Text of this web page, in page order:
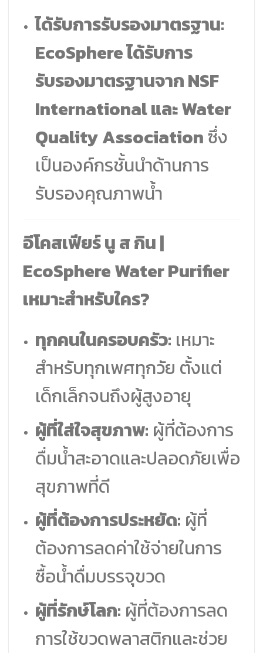
ได้รับการรับรองมาตรฐาน:
EcoSphere ได้รับการ
รับรองมาตรฐานจาก NSF
International และ Water
Quality Association ซึ่ง
เป็นองค์กรชั้นนำด้านการ
รับรองคุณภาพน้ำ
อีโคสเฟียร์ นู ส กิน |
EcoSphere Water Purifier
เหมาะสำหรับใคร?
ทุกคนในครอบครัว: เหมาะ
สำหรับทุกเพศทุกวัย ตั้งแต่
เด็กเล็กจนถึงผู้สูงอายุ
ผู้ที่ใส่ใจสุขภาพ: ผู้ที่ต้องการ
ดื่มน้ำสะอาดและปลอดภัยเพื่อ
สุขภาพที่ดี
ผู้ที่ต้องการประหยัด: ผู้ที่
ต้องการลดค่าใช้จ่ายในการ
ซื้อน้ำดื่มบรรจุขวด
ผู้ที่รักษ์โลก: ผู้ที่ต้องการลด
การใช้ขวดพลาสติกและช่วย